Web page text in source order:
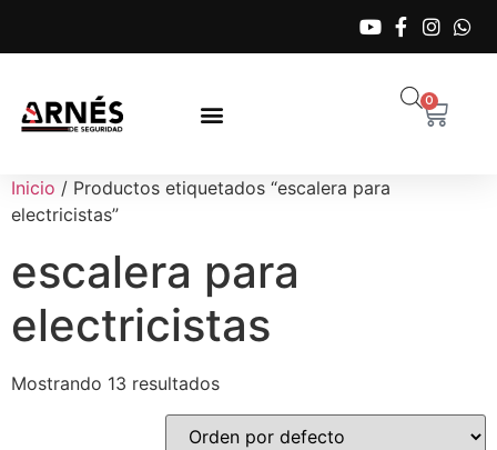
0
Inicio / Productos etiquetados “escalera para
electricistas”
escalera para
electricistas
Mostrando 13 resultados